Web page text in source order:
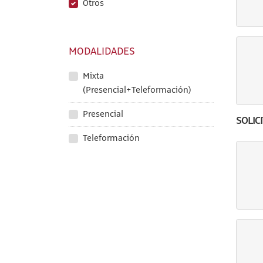
Otros
MODALIDADES
Mixta
(Presencial+Teleformación)
Presencial
Teleformación